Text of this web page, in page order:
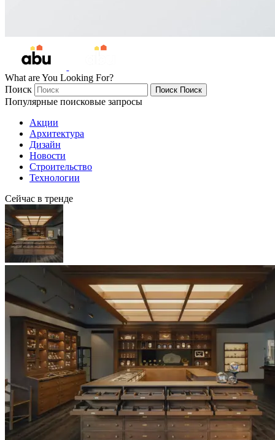
What are You Looking For?
Поиск
Поиск Поиск
Популярные поисковые запросы
Акции
Архитектура
Дизайн
Новости
Строительство
Технологии
Сейчас в тренде